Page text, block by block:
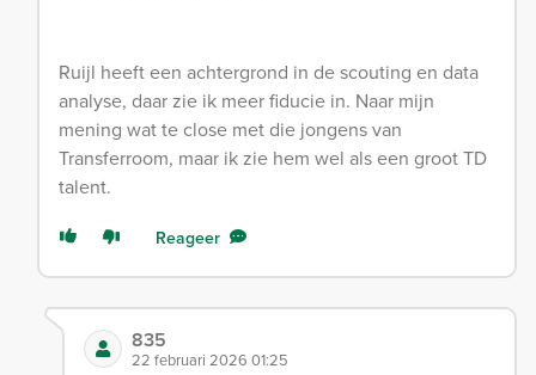
Ruijl heeft een achtergrond in de scouting en data
analyse, daar zie ik meer fiducie in. Naar mijn
mening wat te close met die jongens van
Transferroom, maar ik zie hem wel als een groot TD
talent.
Reageer
835
22 februari 2026 01:25